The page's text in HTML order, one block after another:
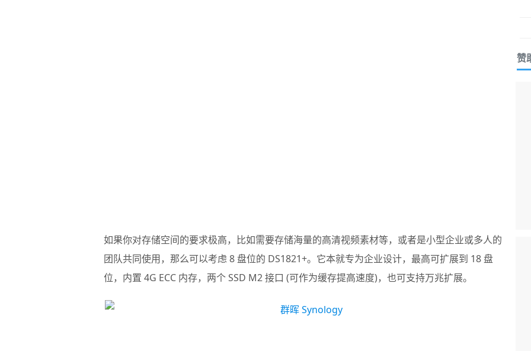
如果你对存储空间的要求极高，比如需要存储海量的高清视频素材等，或者是小型企业或多人的
团队共同使用，那么可以考虑 8 盘位的 DS1821+。它本就专为企业设计，最高可扩展到 18 盘
位，内置 4G ECC 内存，两个 SSD M2 接口 (可作为缓存提高速度)，也可支持万兆扩展。
赞